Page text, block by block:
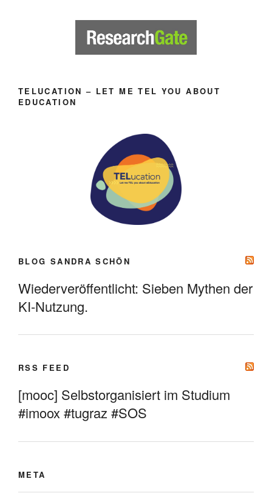
TELUCATION – LET ME TEL YOU ABOUT
EDUCATION
BLOG SANDRA SCHÖN
Wiederveröffentlicht: Sieben Mythen der
KI-Nutzung.
RSS FEED
[mooc] Selbstorganisiert im Studium
#imoox #tugraz #SOS
META